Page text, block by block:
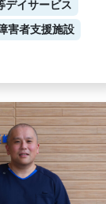
デイサービス
害者支援施設